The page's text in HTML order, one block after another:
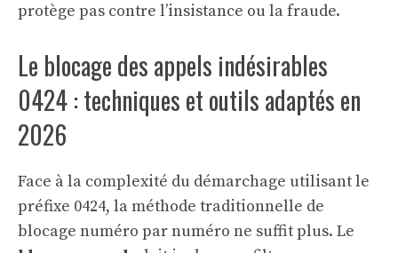
protège pas contre l’insistance ou la fraude.
Le blocage des appels indésirables
0424 : techniques et outils adaptés en
2026
Face à la complexité du démarchage utilisant le
préfixe 0424, la méthode traditionnelle de
blocage numéro par numéro ne suffit plus. Le